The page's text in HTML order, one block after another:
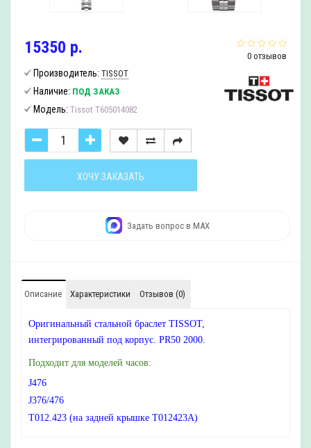
0 отзывов
15350 р.
Производитель: TISSOT
Наличие: ПОД ЗАКАЗ
Модель: Tissot T605014082
ХОЧУ ЗАКАЗАТЬ
Задать вопрос в MAX
Описание Характеристики Отзывов (0)
Оригинальный стальной браслет TISSOT,
интегрированный под корпус. PR50 2000.
Подходит для моделей часов:
J476
J376/476
T012.423 (на задней крышке T012423A)